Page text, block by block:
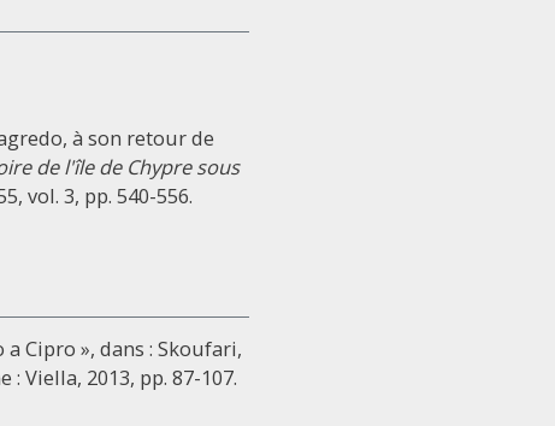
à son retour de
de l'île de Chypre sous
vol. 3, pp. 540-556.
Cipro », dans : Skoufari,
: Viella, 2013, pp. 87-107.